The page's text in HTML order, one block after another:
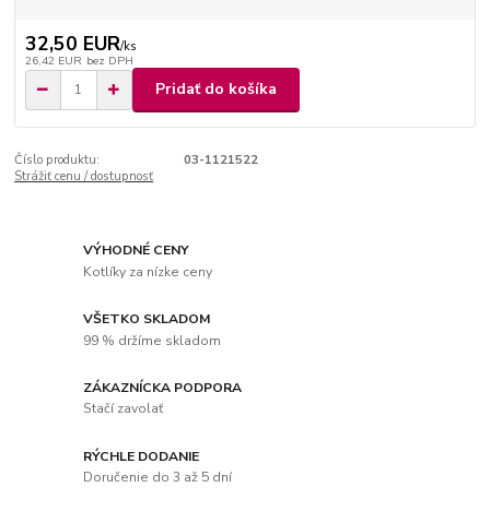
32,50 EUR/ks
26,42 EUR bez DPH
Pridať do košíka
Číslo produktu:
03-1121522
Strážiť cenu / dostupnosť
VÝHODNÉ CENY
Kotlíky za nízke ceny
VŠETKO SKLADOM
99 % držíme skladom
ZÁKAZNÍCKA PODPORA
Stačí zavolať
RÝCHLE DODANIE
Doručenie do 3 až 5 dní